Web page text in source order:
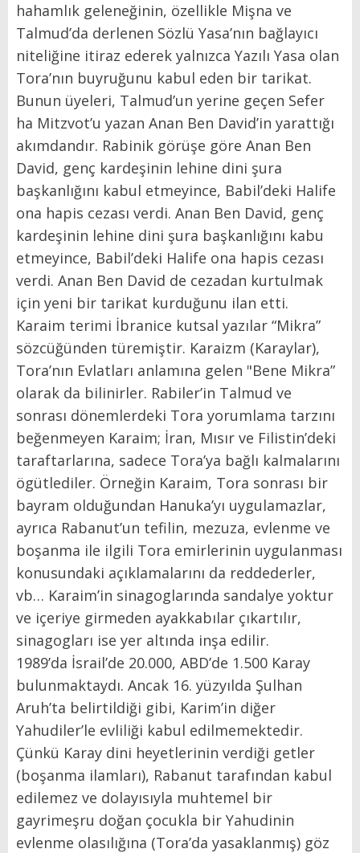
hahamlık geleneğinin, özellikle Mişna ve
Talmud’da derlenen Sözlü Yasa’nın bağlayıcı
niteliğine itiraz ederek yalnızca Yazılı Yasa olan
Tora’nın buyruğunu kabul eden bir tarikat.
Bunun üyeleri, Talmud’un yerine geçen Sefer
ha Mitzvot’u yazan Anan Ben David’in yarattığı
akımdandır. Rabinik görüşe göre Anan Ben
David, genç kardeşinin lehine dini şura
başkanlığını kabul etmeyince, Babil’deki Halife
ona hapis cezası verdi. Anan Ben David, genç
kardeşinin lehine dini şura başkanlığını kabu
etmeyince, Babil’deki Halife ona hapis cezası
verdi. Anan Ben David de cezadan kurtulmak
için yeni bir tarikat kurduğunu ilan etti.
Karaim terimi İbranice kutsal yazılar “Mikra”
sözcüğünden türemiştir. Karaizm (Karaylar),
Tora’nın Evlatları anlamına gelen "Bene Mikra”
olarak da bilinirler. Rabiler’in Talmud ve
sonrası dönemlerdeki Tora yorumlama tarzını
beğenmeyen Karaim; İran, Mısır ve Filistin’deki
taraftarlarına, sadece Tora’ya bağlı kalmalarını
ögütlediler. Örneğin Karaim, Tora sonrası bir
bayram olduğundan Hanuka’yı uygulamazlar,
ayrıca Rabanut’un tefilin, mezuza, evlenme ve
boşanma ile ilgili Tora emirlerinin uygulanması
konusundaki açıklamalarını da reddederler,
vb… Karaim’in sinagoglarında sandalye yoktur
ve içeriye girmeden ayakkabılar çıkartılır,
sinagogları ise yer altında inşa edilir.
1989’da İsrail’de 20.000, ABD’de 1.500 Karay
bulunmaktaydı. Ancak 16. yüzyılda Şulhan
Aruh’ta belirtildiği gibi, Karim’in diğer
Yahudiler’le evliliği kabul edilmemektedir.
Çünkü Karay dini heyetlerinin verdiği getler
(boşanma ilamları), Rabanut tarafından kabul
edilemez ve dolayısıyla muhtemel bir
gayrimeşru doğan çocukla bir Yahudinin
evlenme olasılığına (Tora’da yasaklanmış) göz